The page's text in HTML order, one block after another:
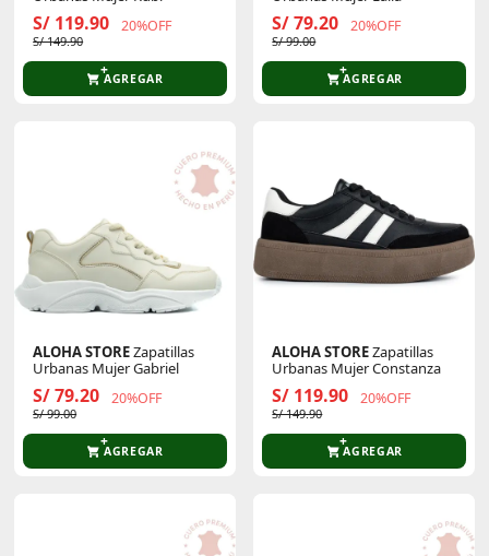
S/ 119.90 20%OFF
S/ 149.90
AGREGAR
S/ 79.20 20%OFF
S/ 99.00
AGREGAR
ALOHA STOREZapatillas
Urbanas Mujer Gabriel
S/ 79.20 20%OFF
S/ 99.00
AGREGAR
ALOHA STOREZapatillas
Urbanas Mujer Constanza
S/ 119.90 20%OFF
S/ 149.90
AGREGAR